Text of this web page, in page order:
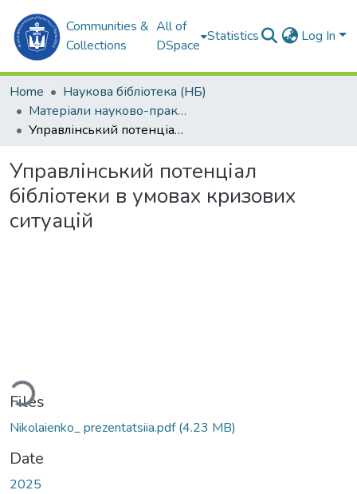
Communities &
Collections
All of
DSpace
Statistics Log In
Home
Наукова бібліотека (НБ)
Матеріали науково-практичних заходів (НБ)
Управлінський потенціал бібліотеки в умовах кризових ситуацій
Управлінський потенціал
бібліотеки в умовах кризових
ситуацій
Files
Nikolaienko_ prezentatsiia.pdf(4.23 MB)
Date
2025